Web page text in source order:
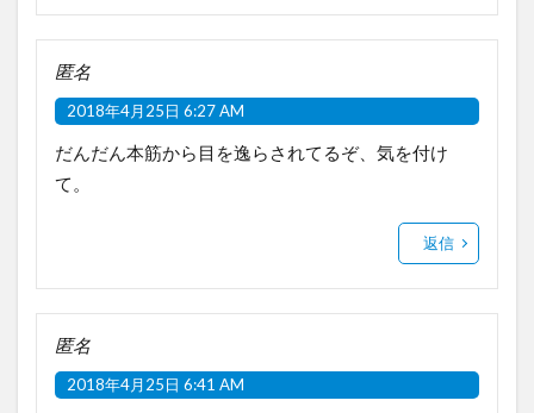
匿名
2018年4月25日 6:27 AM
だんだん本筋から目を逸らされてるぞ、気を付け
て。
返信
匿名
2018年4月25日 6:41 AM